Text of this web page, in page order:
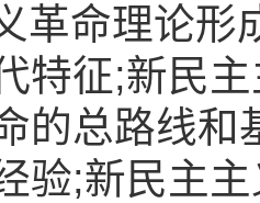
革命理论形
特征;新民
的总路线
验;新民主